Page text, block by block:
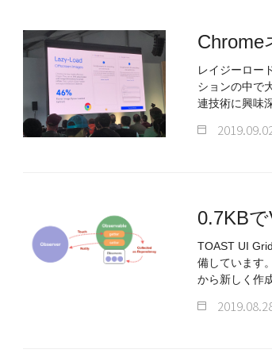
Chrome
レイジーロー
ションの中で
連技術に興味
0.7KB
TOAST UI
備しています
から新しく作